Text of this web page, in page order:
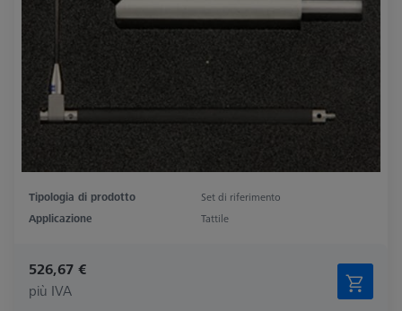
Tipologia di prodotto
Set di riferimento
Applicazione
Tattile
526,67 €
più IVA